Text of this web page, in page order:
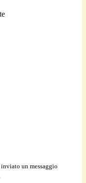
inviato un messaggio